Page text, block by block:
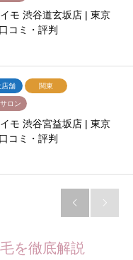
モ 渋谷道玄坂店 | 東京
コミ・評判
店舗 関東
ロン
モ 渋谷宮益坂店 | 東京
コミ・評判
 
を徹底解説